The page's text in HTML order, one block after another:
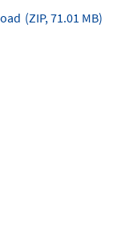
(ZIP, 71.01 MB)